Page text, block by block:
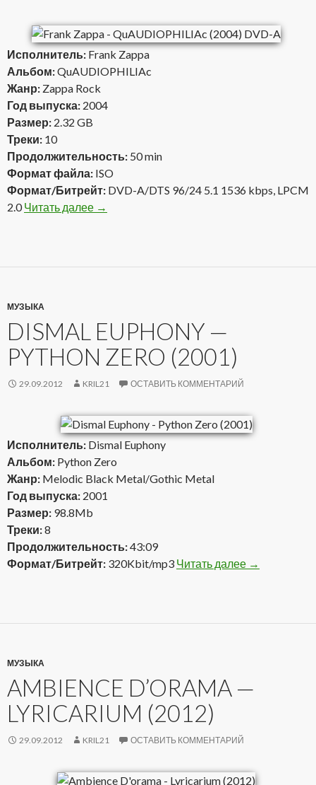
Исполнитель: Frank Zappa
Альбом:QuAUDIOPHILIAc
Жанр: Zappa Rock
Год выпуска: 2004
Размер: 2.32 GB
Треки: 10
Продолжительность: 50 min
Формат файла: ISO
Формат/Битрейт: DVD-A/DTS 96/24 5.1 1536 kbps, LPCM
2.0Читать далее Frank Zappa — QuAUDIOPHILIAc (2004)
→
МУЗЫКА
DISMAL EUPHONY —
PYTHON ZERO (2001)
29.09.2012 KRIL21 ОСТАВИТЬ КОММЕНТАРИЙ
Исполнитель: Dismal Euphony
Альбом: Python Zero
Жанр: Melodic Black Metal/Gothic Metal
Год выпуска: 2001
Размер: 98.8Mb
Треки:8
Продолжительность:43:09
Формат/Битрейт: 320Kbit/mp3 Читать далее Dismal
→
МУЗЫКА
AMBIENCE D’ORAMA —
LYRICARIUM (2012)
29.09.2012 KRIL21 ОСТАВИТЬ КОММЕНТАРИЙ